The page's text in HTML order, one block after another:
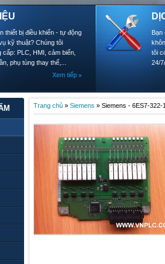
thiết bị điều khiển - tự động
kỹ thuật? Chúng tôi
cấp: PLC, HMI, cảm biến,
phụ tùng thay thế,...
Xem tiếp
Bạn
tôi
24/
Trang chủ » Siemens » Siemens - 6ES7-322-